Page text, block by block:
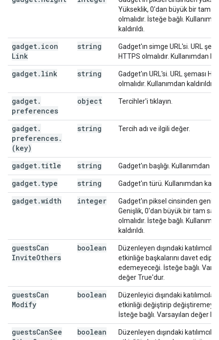
Yükseklik, 0'dan büyük bir tam
olmalıdır. İsteğe bağlı.
kaldırıldı.
gadget. icon
Link
string
Gadget'ın simge URL'si. URL
HTTPS olmalıdır. Kullanımdan
gadget. link string
Gadget'ın URL'si. URL şeması
olmalıdır. Kullanımdan kaldırıldı.
gadget.
preferences
object Tercihler'i tıklayın.
gadget.
preferences.
(key)
string Tercih adı ve ilgili değer.
gadget. title string Gadget'ın başlığı. Kullanımdan
gadget. type string Gadget'ın türü. Kullanımdan
gadget.width integer
Gadget'ın piksel cinsinden
Genişlik, 0'dan büyük bir tam sayı
olmalıdır. İsteğe bağlı.
kaldırıldı.
guestsCan
InviteOthers
boolean
Düzenleyen dışındaki
etkinliğe başkalarını davet edip
edemeyeceği. İsteğe bağlı.
değer True'dur.
guestsCan
Modify
boolean
Düzenleyici dışındaki
etkinliği değiştirip
İsteğe bağlı. Varsayılan değer
guestsCanSee
boolean
Düzenleyen dışındaki